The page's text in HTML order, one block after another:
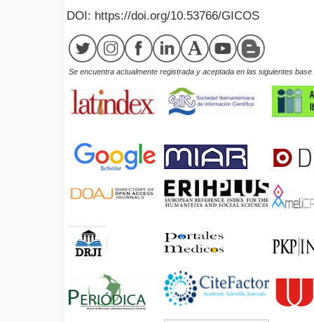
DOI: https://doi.org/10.53766/GICOS
Se encuentra actualmente registrada y aceptada en las siguientes